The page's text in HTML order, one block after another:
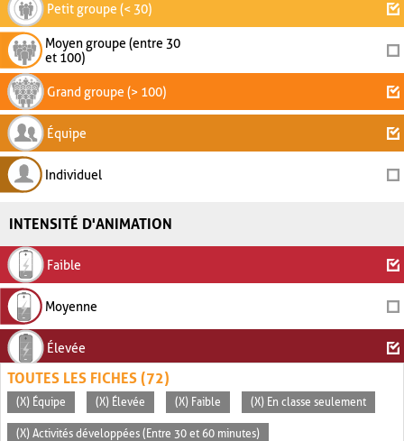
Petit groupe (< 30)
Moyen groupe (entre 30
et 100)
Grand groupe (> 100)
Équipe
Individuel
INTENSITÉ D'ANIMATION
Faible
Moyenne
Élevée
TOUTES LES FICHES (72)
(X) Équipe (X) Élevée (X) Faible (X) En classe seulement
(X) Activités développées (Entre 30 et 60 minutes)